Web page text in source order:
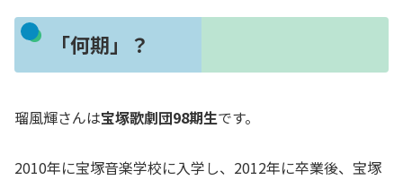
「何期」？
瑠風輝さんは宝塚歌劇団98期生です。
2010年に宝塚音楽学校に入学し、2012年に卒業後、宝塚